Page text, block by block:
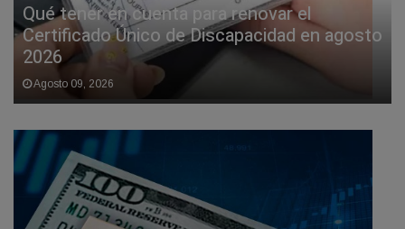
Qué tener en cuenta para renovar el
Certificado Único de Discapacidad en agosto
2026
Agosto 09, 2026